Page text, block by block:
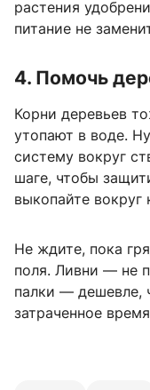
растения
питание не
4. Помочь
Корни деревьев
утопают в воде.
систему вокруг
шаге, чтобы
выкопайте вокруг
Не ждите, пока
поля. Ливни — не
палки — дешевле,
затраченное